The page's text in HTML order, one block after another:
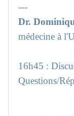
---
Dr.
médecine à
16h45 :
Questions/